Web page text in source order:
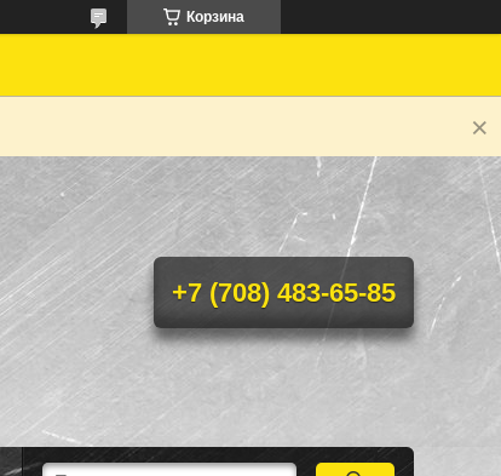
Корзина
+7 (708) 483-65-85